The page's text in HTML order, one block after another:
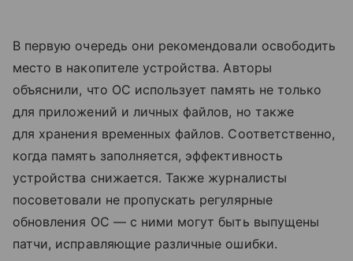
В первую очередь они рекомендовали освободить
место в накопителе устройства. Авторы
объяснили, что ОС использует память не только
для приложений и личных файлов, но также
для хранения временных файлов. Соответственно,
когда память заполняется, эффективность
устройства снижается. Также журналисты
посоветовали не пропускать регулярные
обновления ОС — с ними могут быть выпущены
патчи, исправляющие различные ошибки.